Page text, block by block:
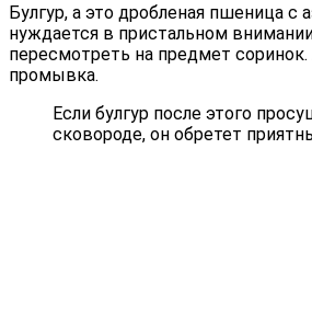
Булгур, а это дробленая пшеница с
нуждается в пристальном
пересмотреть на предмет
промывка.
Если булгур после этого
сковороде, он обретет